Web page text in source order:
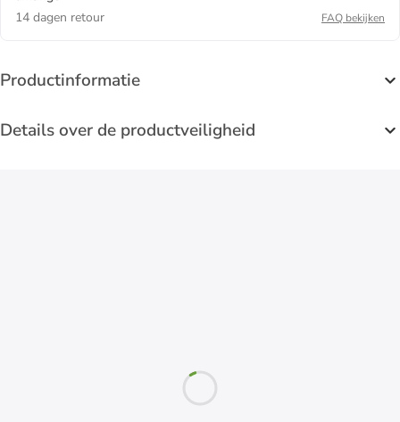
14 dagen retour
FAQ bekijken
Productinformatie
Details over de productveiligheid